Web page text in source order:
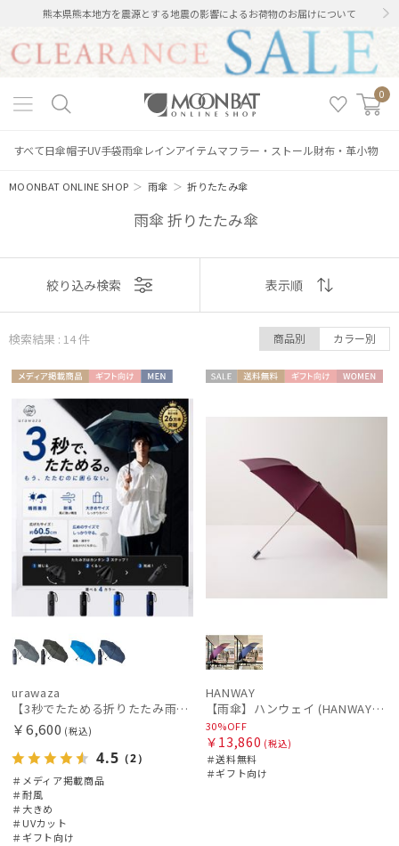
熊本県熊本地方を震源とする地震の影響によるお荷物のお届けについて
0
すべて日傘帽子UV手袋雨傘 レインアイテムマフラー・ストール財布・革小物
MOONBAT ONLINE SHOP ＞雨傘 ＞折りたたみ傘
雨傘 折りたたみ傘
絞り込み
レディース メンズ
カテゴリー
ブランド
表示
おすすめ
価格の高い
順
価格の低い
順
人気順
売上点数順
お気に入り
絞り込み検索 表示順
検索結果 : 14件 商品別 カラー別
載商品
向け
urawaza
【3秒でたためる折りたたみ雨傘】urawaza 無双（ウラワザ）プレーン58 耐風 大きめ
￥6,600 (税込)
4.5 （2）
＃メディア掲載商品
＃耐風
＃大きめ
＃UVカット
＃ギフト向け
HANWAY
【雨傘】ハンウェイ (HANWAY) 日本製
30%OFF
￥13,860 (税込)
＃送料無料
＃ギフト向け